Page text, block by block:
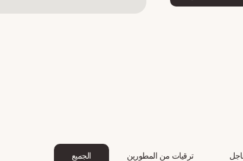
الجميع ترقيات من المطورين